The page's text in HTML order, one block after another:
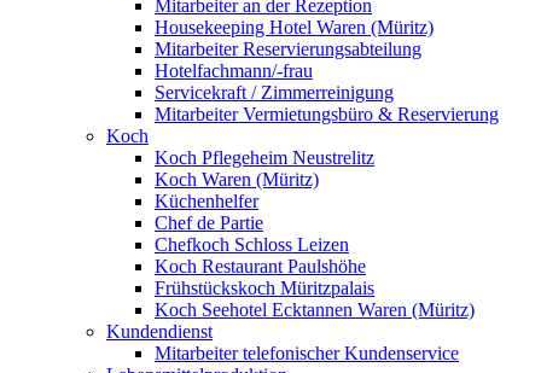
Mitarbeiter an der Rezeption
Housekeeping Hotel Waren (Müritz)
Mitarbeiter Reservierungsabteilung
Hotelfachmann/-frau
Servicekraft / Zimmerreinigung
Mitarbeiter Vermietungsbüro & Reservierung
Koch
Koch Pflegeheim Neustrelitz
Koch Waren (Müritz)
Küchenhelfer
Chef de Partie
Chefkoch Schloss Leizen
Koch Restaurant Paulshöhe
Frühstückskoch Müritzpalais
Koch Seehotel Ecktannen Waren (Müritz)
Kundendienst
Mitarbeiter telefonischer Kundenservice